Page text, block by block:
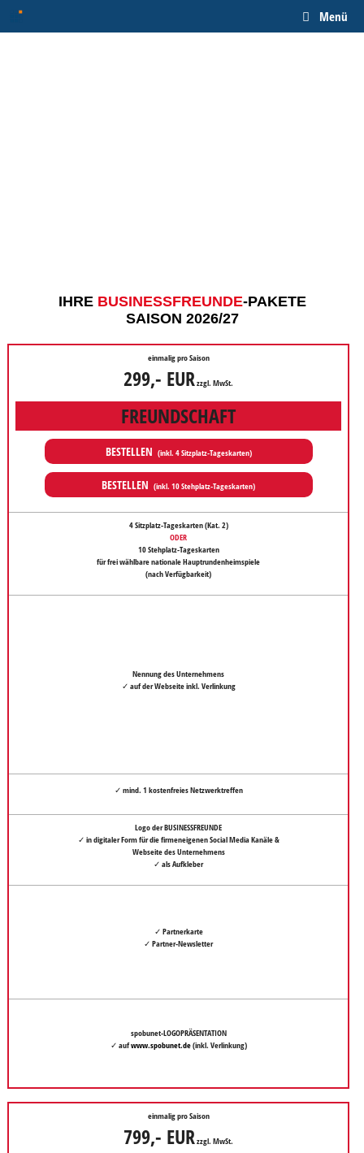
Menü
IHRE BUSINESSFREUNDE-PAKETE
SAISON 2026/27
einmalig pro Saison
299,- EURzzgl. MwSt.
FREUNDSCHAFT
BESTELLEN (inkl. 4 Sitzplatz-Tageskarten)
BESTELLEN (inkl. 10 Stehplatz-Tageskarten)
4 Sitzplatz-Tageskarten(Kat. 2)
ODER
10 Stehplatz-Tageskarten
für frei wählbare nationale Hauptrundenheimspiele
(nach Verfügbarkeit)
Nennung des Unternehmens
✓ auf der Webseite inkl. Verlinkung
✓ mind. 1 kostenfreiesNetzwerktreffen
Logo der BUSINESSFREUNDE
✓ in digitaler Form für die firmeneigenen Social Media Kanäle &
Webseite des Unternehmens
✓ als Aufkleber
✓ Partnerkarte
✓ Partner-Newsletter
spobunet-LOGOPRÄSENTATION
✓ aufwww.spobunet.de(inkl. Verlinkung)
einmalig pro Saison
799,- EURzzgl. MwSt.